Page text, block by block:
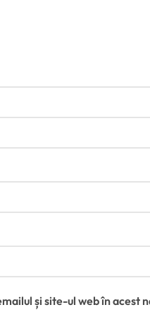
și site-ul web în